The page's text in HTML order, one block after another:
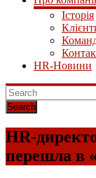
Історія
HR-Новини
HR-
перешла в